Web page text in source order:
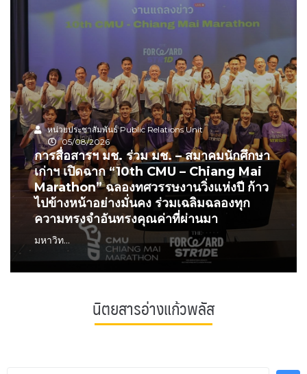
หน่วยประชาสัมพันธ์ Public Relations Unit
05/08/2026
การสื่อสารฯ มช. ร่วม มช. – สมาคมนักศึกษา
เก่าฯ เปิดฉาก “10th CMU – Chiang Mai
Marathon” ฉลองทศวรรษงานวิ่งแห่งปี ก้าว
ไปข้างหน้าอย่างมั่นคง ร่วมเฉลิมฉลองทุก
ความทรงจำอันทรงคุณค่าที่ผ่านมา
มหาวิท...
นิตยสารอ่างแก้วพลัส